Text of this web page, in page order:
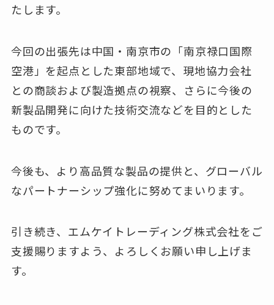
たします。
今回の出張先は中国・南京市の「南京禄口国際
空港」を起点とした東部地域で、現地協力会社
との商談および製造拠点の視察、さらに今後の
新製品開発に向けた技術交流などを目的とした
ものです。
今後も、より高品質な製品の提供と、グローバル
なパートナーシップ強化に努めてまいります。
引き続き、エムケイトレーディング株式会社をご
支援賜りますよう、よろしくお願い申し上げま
す。